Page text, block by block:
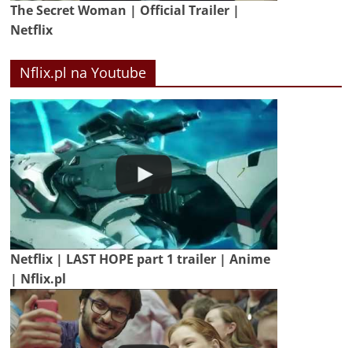
The Secret Woman | Official Trailer |
Netflix
Nflix.pl na Youtube
Netflix | LAST HOPE part 1 trailer | Anime
| Nflix.pl